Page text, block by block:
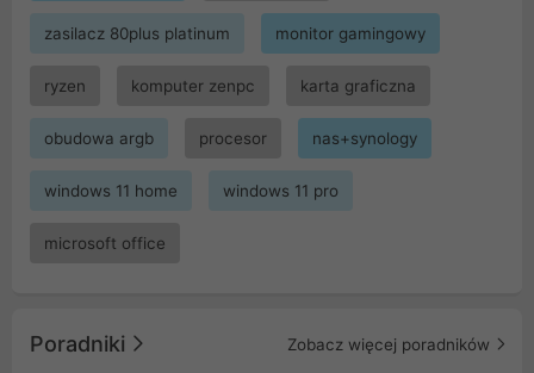
zasilacz 80plus platinum monitor gamingowy
ryzen komputer zenpc karta graficzna
obudowa argb procesor nas+synology
windows 11 home windows 11 pro
microsoft office
Poradniki Zobacz więcej poradników